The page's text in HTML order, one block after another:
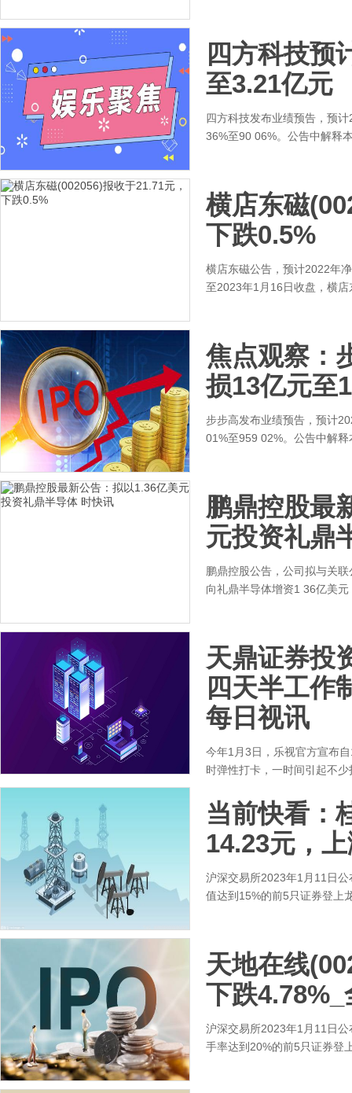
四方科技预
至3.21亿元
四方科技发布业绩预告，预
36%至90 06%。公告中解释
横店东磁
下跌0.5%
横店东磁公告，预计2022年
至2023年1月16日收盘，横
焦点观察：
损13亿元至
步步高发布业绩预告，预计
01%至959 02%。公告中解
鹏鼎控股最
元投资礼鼎
鹏鼎控股公告，公司拟与关
向礼鼎半导体增资1 36亿美
天鼎证券投
四天半工作
每日视讯
今年1月3日，乐视官方宣布
时弹性打卡，一时间引起不
当前快看：
14.23元，
沪深交易所2023年1月11日
值达到15%的前5只证券登上
天地在线
下跌
沪深交易所2023年1月11日
手率达到20%的前5只证券登